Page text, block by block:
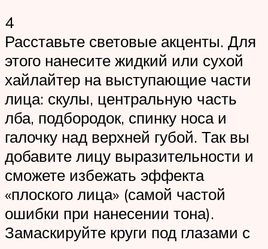
4
Расставьте световые акценты. Для
этого нанесите жидкий или сухой
хайлайтер на выступающие части
лица: скулы, центральную часть
лба, подбородок, спинку носа и
галочку над верхней губой. Так вы
добавите лицу выразительности и
сможете избежать эффекта
«плоского лица» (самой частой
ошибки при нанесении тона).
Замаскируйте круги под глазами с